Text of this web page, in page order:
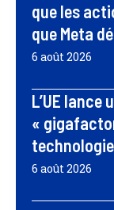
que les
que Meta
6 août 2026
L’UE lance
«
6 août 2026